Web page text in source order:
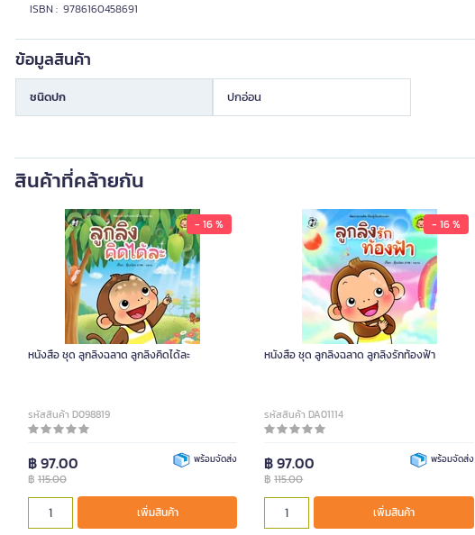
ISBN : 9786160458691
ข้อมูลสินค้า
ชนิดปก ปกอ่อน
สินค้าที่คล้ายกัน
- 16 %
หนังสือ ชุด ลูกลิงฉลาด ลูกลิงคิดได้ละ
รหัสสินค้า D098819
฿ 97.00
฿ 115.00
พร้อมจัดส่ง
เพิ่มสินค้า
- 16 %
หนังสือ ชุด ลูกลิงฉลาด ลูกลิงรักท้องฟ้า
รหัสสินค้า DA01114
฿ 97.00
฿115.00
พร้อมจัดส่ง
เพิ่มสินค้า